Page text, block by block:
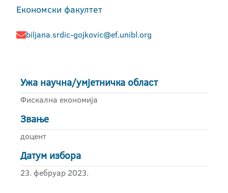
Економски факултет
biljana.srdic-gojkovic@ef.unibl.org
Ужа научна/умјетничка област
Фискална економија
Звање
доцент
Датум избора
23. фебруар 2023.